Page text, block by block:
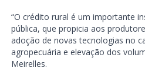
“O crédito rural é um importante
pública, que propicia aos
adoção de novas tecnologias no
agropecuária e elevação dos
Meirelles.